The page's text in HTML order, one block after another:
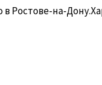
Ростове-на-